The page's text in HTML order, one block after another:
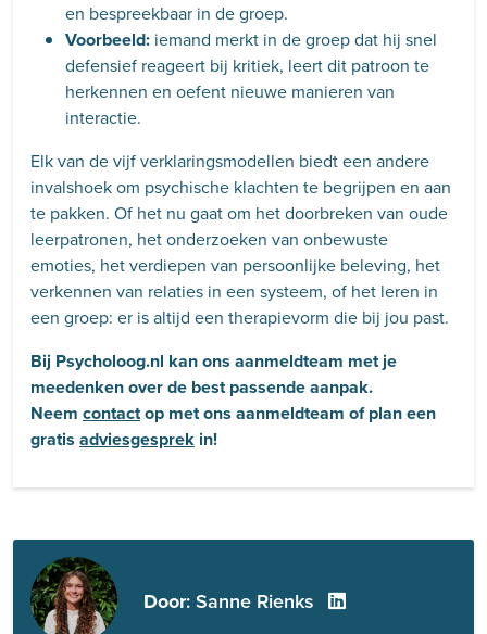
en bespreekbaar in de groep.
Voorbeeld: iemand merkt in de groep dat hij snel
defensief reageert bij kritiek, leert dit patroon te
herkennen en oefent nieuwe manieren van
interactie.
Elk van de vijf verklaringsmodellen biedt een andere
invalshoek om psychische klachten te begrijpen en aan
te pakken. Of het nu gaat om het doorbreken van oude
leerpatronen, het onderzoeken van onbewuste
emoties, het verdiepen van persoonlijke beleving, het
verkennen van relaties in een systeem, of het leren in
een groep: er is altijd een therapievorm die bij jou past.
Bij Psycholoog.nl kan ons aanmeldteam met je
meedenken over de best passende aanpak.
Neem contactop met ons aanmeldteam of plan een
gratis adviesgesprek in!
Door: Sanne Rienks